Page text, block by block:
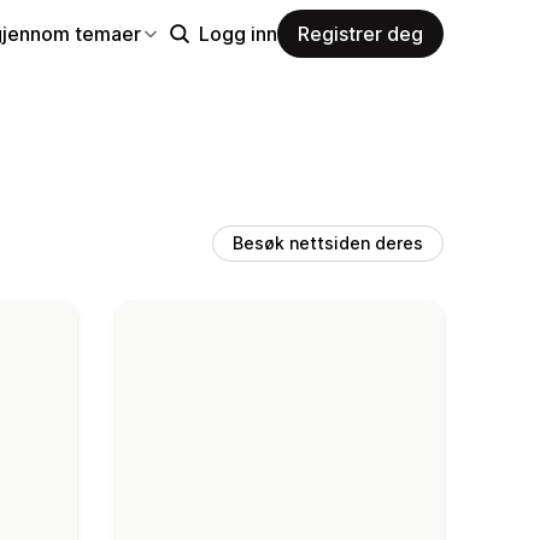
temaer Logg inn Registrer deg
Besøk nettsiden deres